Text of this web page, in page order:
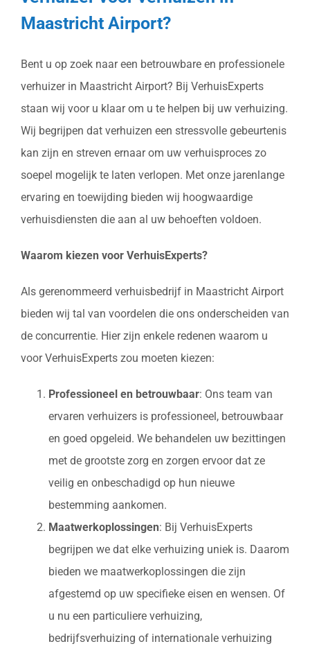
Maastricht Airport?
Bent u op zoek naar een betrouwbare en professionele
verhuizer in Maastricht Airport? Bij VerhuisExperts
staan wij voor u klaar om u te helpen bij uw verhuizing.
Wij begrijpen dat verhuizen een stressvolle gebeurtenis
kan zijn en streven ernaar om uw verhuisproces zo
soepel mogelijk te laten verlopen. Met onze jarenlange
ervaring en toewijding bieden wij hoogwaardige
verhuisdiensten die aan al uw behoeften voldoen.
Waarom kiezen voor VerhuisExperts?
Als gerenommeerd verhuisbedrijf in Maastricht Airport
bieden wij tal van voordelen die ons onderscheiden van
de concurrentie. Hier zijn enkele redenen waarom u
voor VerhuisExperts zou moeten kiezen:
Professioneel en betrouwbaar: Ons team van
ervaren verhuizers is professioneel, betrouwbaar
en goed opgeleid. We behandelen uw bezittingen
met de grootste zorg en zorgen ervoor dat ze
veilig en onbeschadigd op hun nieuwe
bestemming aankomen.
Maatwerkoplossingen: Bij VerhuisExperts
begrijpen we dat elke verhuizing uniek is. Daarom
bieden we maatwerkoplossingen die zijn
afgestemd op uw specifieke eisen en wensen. Of
u nu een particuliere verhuizing,
bedrijfsverhuizing of internationale verhuizing